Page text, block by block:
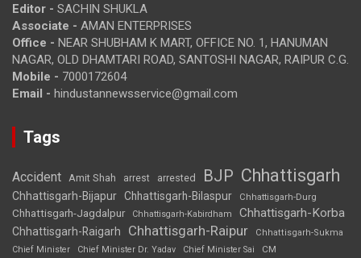
Editor - SACHIN SHUKLA
Associate - AMAN ENTERPRISES
Office - NEAR SHUBHAM K MART, OFFICE NO. 1, HANUMAN
NAGAR, OLD DHAMTARI ROAD, SANTOSHI NAGAR, RAIPUR C.G.
Mobile - 7000172604
Email - hindustannewsservice@gmail.com
Tags
Accident Amit Shah arrest arrested BJP Chhattisgarh
Chhattisgarh-Bijapur Chhattisgarh-Bilaspur Chhattisgarh-Durg
Chhattisgarh-Jagdalpur Chhattisgarh-Kabirdham Chhattisgarh-Korba
Chhattisgarh-Raigarh Chhattisgarh-Raipur
Chhattisgarh-Sukma
Chief Minister
Chief Minister Dr. Yadav Chief Minister Sai CM